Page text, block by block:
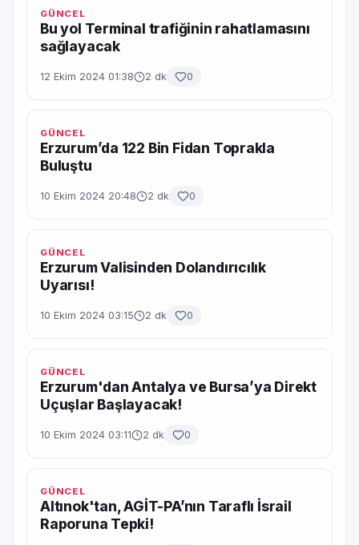
GÜNCEL
Bu yol Terminal trafiğinin rahatlamasını
sağlayacak
12 Ekim 2024 01:38 2 dk 0
GÜNCEL
Erzurum’da 122 Bin Fidan Toprakla
Buluştu
10 Ekim 2024 20:48 2 dk 0
GÜNCEL
Erzurum Valisinden Dolandırıcılık
Uyarısı!
10 Ekim 2024 03:15 2 dk 0
GÜNCEL
Erzurum'dan Antalya ve Bursa’ya Direkt
Uçuşlar Başlayacak!
10 Ekim 2024 03:11 2 dk 0
GÜNCEL
Altınok'tan, AGİT-PA’nın Taraflı İsrail
Raporuna Tepki!